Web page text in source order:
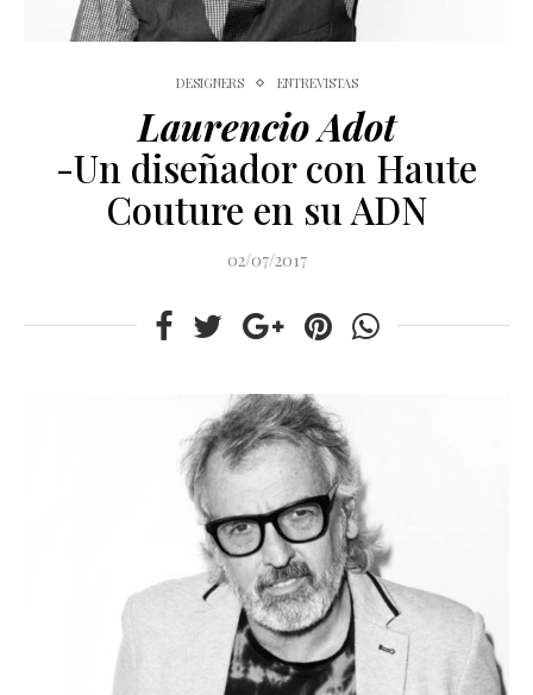
DESIGNERS ENTREVISTAS
Laurencio Adot
-Un diseñador con Haute
Couture en su ADN
02/07/2017